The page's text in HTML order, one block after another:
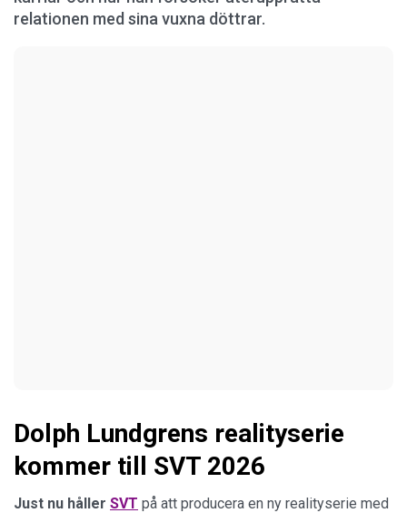
relationen med sina vuxna döttrar.
Dolph Lundgrens realityserie
kommer till SVT 2026
Just nu håller SVT på att producera en ny realityserie med